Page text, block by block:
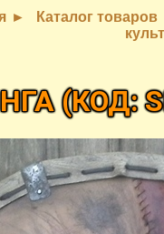
Каталог товаров
(КОД: